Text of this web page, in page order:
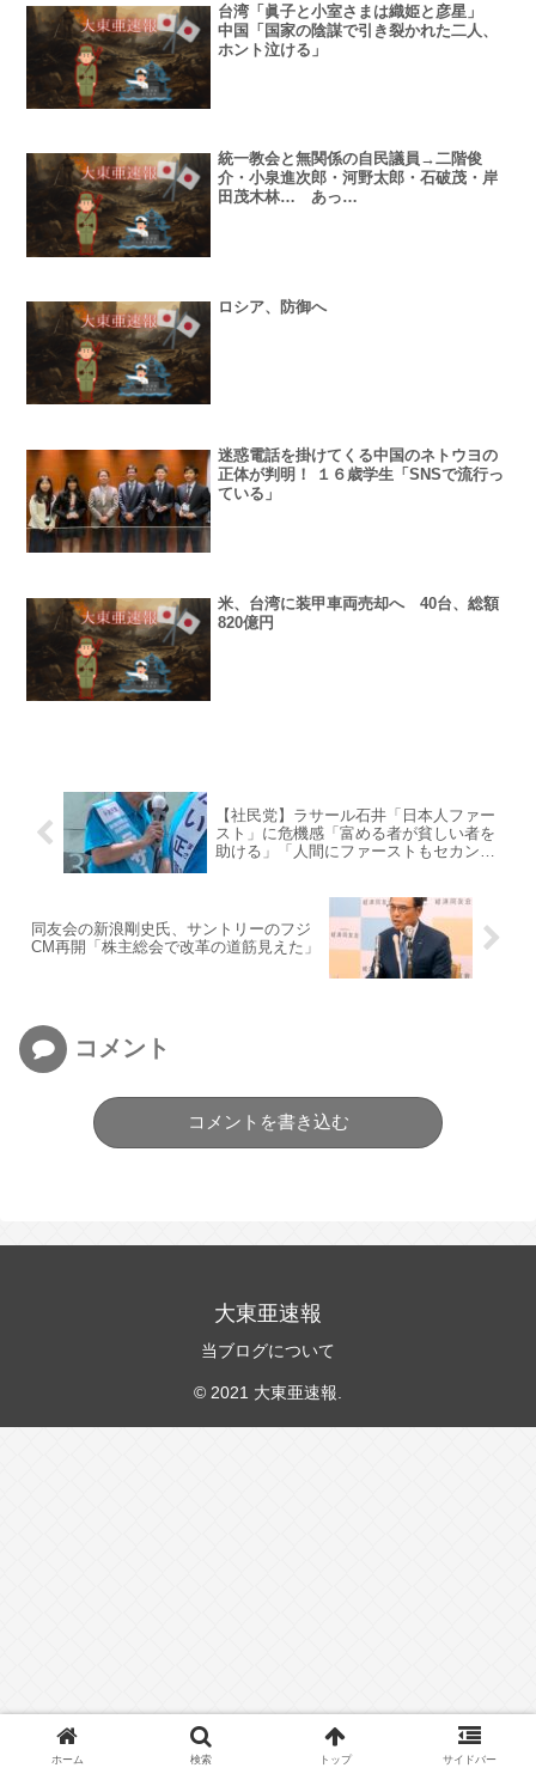
台湾「眞子と小室さまは織姫と彦星」
中国「国家の陰謀で引き裂かれた二人、
ホント泣ける」
統一教会と無関係の自民議員→二階俊
介・小泉進次郎・河野太郎・石破茂・岸
田茂木林… あっ…
ロシア、防御へ
迷惑電話を掛けてくる中国のネトウヨの
正体が判明！ １６歳学生「SNSで流行っ
ている」
米、台湾に装甲車両売却へ 40台、総額
820億円
【社民党】ラサール石井「日本人ファー
スト」に危機感「富める者が貧しい者を
助ける」「人間にファーストもセカンド
同友会の新浪剛史氏、サントリーのフジ
CM再開「株主総会で改革の道筋見えた」
コメント
コメントを書き込む
大東亜速報
当ブログについて
© 2021 大東亜速報.
ホーム 検索 トップ サイドバー